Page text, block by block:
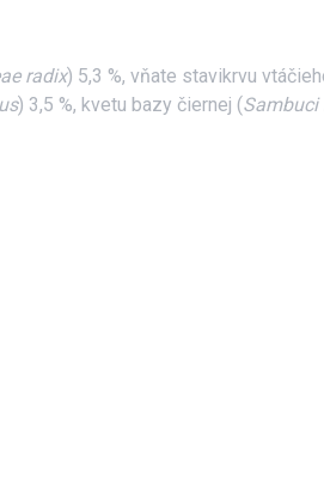
radix) 5,3 %, vňate stavikrvu
) 3,5 %, kvetu bazy čiernej (Sambuci